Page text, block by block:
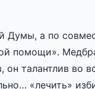
Думы, а по
помощи».
он талантлив
«лечить»